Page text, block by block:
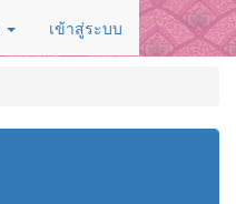
เข้าสู่ระบบ